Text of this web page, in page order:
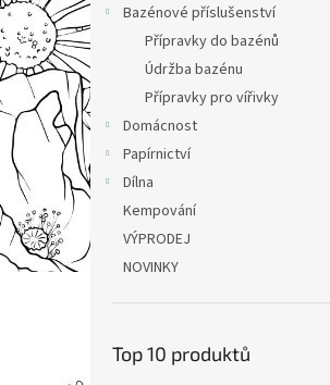
Bazénové příslušenství
Přípravky do bazénů
Údržba bazénu
Přípravky pro vířivky
Domácnost
Papírnictví
Dílna
Kempování
VÝPRODEJ
NOVINKY
Top 10 produktů